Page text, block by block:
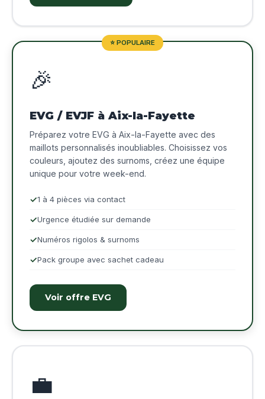
⭐ POPULAIRE
🎉
EVG / EVJF à Aix-la-Fayette
Préparez votre EVG à Aix-la-Fayette avec des
maillots personnalisés inoubliables. Choisissez vos
couleurs, ajoutez des surnoms, créez une équipe
unique pour votre week-end.
1 à 4 pièces via contact
Urgence étudiée sur demande
Numéros rigolos & surnoms
Pack groupe avec sachet cadeau
Voir offre EVG
💼